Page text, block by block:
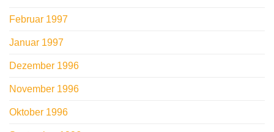
Februar 1997
Januar 1997
Dezember 1996
November 1996
Oktober 1996